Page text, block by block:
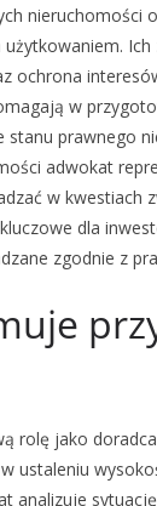
nieruchomości
ochrona
w
prawnego
adwokat
w kwestiach
dla
zgodnie z
rolę jako
ustaleniu
analizuje